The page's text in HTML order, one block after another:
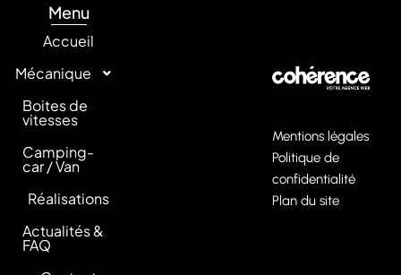
Boite de vitesse Langoiran, Créon, Saint-Caprais-de-Bordeaux
Menu
Accueil
Mécanique
Boites de
vitesses
Camping-
car / Van
Réalisations
Actualités &
FAQ
Mentions légales
Politique de
confidentialité
Plan du site